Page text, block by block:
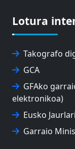
EUSKO
EXPOLOGISTIKA
FITRANS
GIZLOGA
EUSKAL
BATZORDEA
UPV/EHU
Lotura
Takografo
GCA
GFAko
elektronikoa)
Eusko
Garraio